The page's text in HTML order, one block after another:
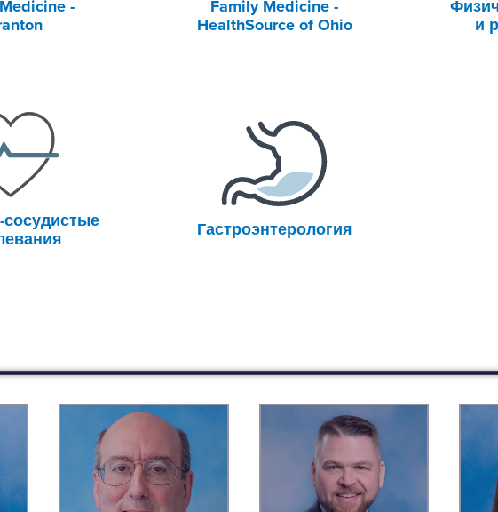
-
Family Medicine -
HealthSource of Ohio
и
Гастроэнтерология